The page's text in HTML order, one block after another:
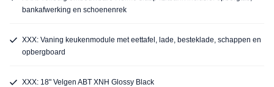
bankafwerking en schoenenrek
XXX: Vaning keukenmodule met eettafel, lade, besteklade, schappen en
opbergboard
XXX: 18" Velgen ABT XNH Glossy Black